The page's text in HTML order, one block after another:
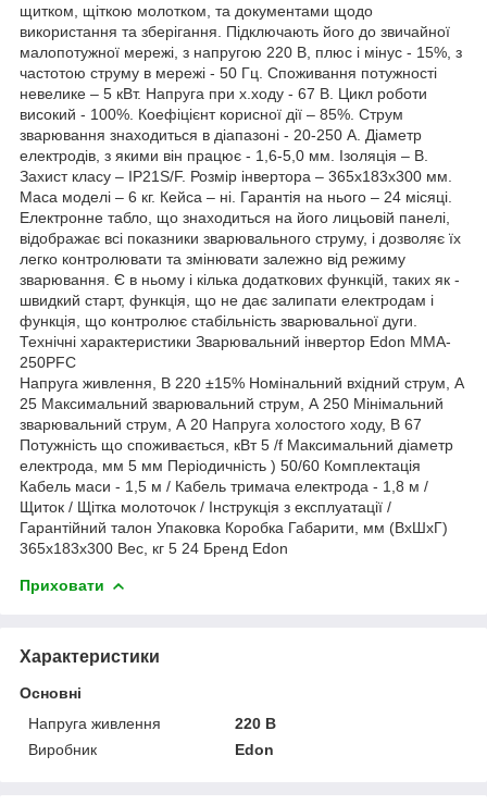
щитком, щіткою молотком, та документами щодо
використання та зберігання. Підключають його до звичайної
малопотужної мережі, з напругою 220 В, плюс і мінус - 15%, з
частотою струму в мережі - 50 Гц. Споживання потужності
невелике – 5 кВт. Напруга при х.ходу - 67 В. Цикл роботи
високий - 100%. Коефіцієнт корисної дії – 85%. Струм
зварювання знаходиться в діапазоні - 20-250 А. Діаметр
електродів, з якими він працює - 1,6-5,0 мм. Ізоляція – В.
Захист класу – IP21S/F. Розмір інвертора – 365х183х300 мм.
Маса моделі – 6 кг. Кейса – ні. Гарантія на нього – 24 місяці.
Електронне табло, що знаходиться на його лицьовій панелі,
відображає всі показники зварювального струму, і дозволяє їх
легко контролювати та змінювати залежно від режиму
зварювання. Є в ньому і кілька додаткових функцій, таких як -
швидкий старт, функція, що не дає залипати електродам і
функція, що контролює стабільність зварювальної дуги.
Технічні характеристики Зварювальний інвертор Edon MMA-
250PFC
Напруга живлення, В 220 ±15% Номінальний вхідний струм, А
25 Максимальний зварювальний струм, А 250 Мінімальний
зварювальний струм, А 20 Напруга холостого ходу, В 67
Потужність що споживається, кВт 5 /f Максимальний діаметр
електрода, мм 5 мм Періодичність ) 50/60 Комплектація
Кабель маси - 1,5 м / Кабель тримача електрода - 1,8 м /
Щиток / Щітка молоточок / Інструкція з експлуатації /
Гарантійний талон Упаковка Коробка Габарити, мм (ВхШхГ)
365х183х300 Bec, кг 5 24 Бренд Edon
Приховати
Характеристики
Основні
Напруга живлення
220 В
Виробник
Edon